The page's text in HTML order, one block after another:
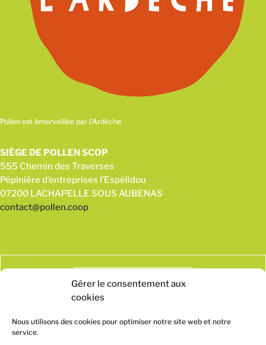
Gérer le consentement aux
cookies
Nous utilisons des cookies pour optimiser notre site web et notre
service.
Pollen est émerveillée par l’Ardéche
SIÈGE DE POLLEN SCOP
555 Chemin des Traverses
Pépinière d’entreprises l’Espélidou
07200 LACHAPELLE SOUS AUBENAS
contact@pollen.coop